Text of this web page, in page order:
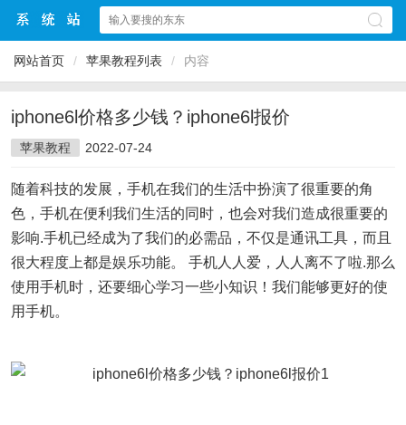
网站首页 / 苹果教程列表 / 内容
iphone6l价格多少钱？iphone6l报价
苹果教程 2022-07-24
随着科技的发展，手机在我们的生活中扮演了很重要的角
色，手机在便利我们生活的同时，也会对我们造成很重要的
影响.手机已经成为了我们的必需品，不仅是通讯工具，而且
很大程度上都是娱乐功能。 手机人人爱，人人离不了啦.那么
使用手机时，还要细心学习一些小知识！我们能够更好的使
用手机。